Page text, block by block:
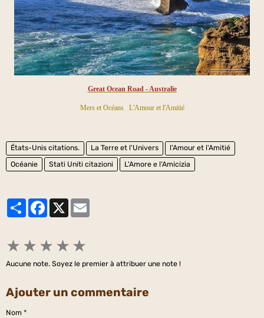
Great Ocean Road - Australie
Mers et Océans L'Amour et l'Amitié
États-Unis citations. La Terre et l'Univers
l'Amour et l'Amitié
Océanie
Stati Uniti citazioni L'Amore e l'Amicizia
PartagerFacebook
X
★ ★ ★ ★ ★
Aucune note. Soyez le premier à attribuer une note !
Ajouter un commentaire
Nom